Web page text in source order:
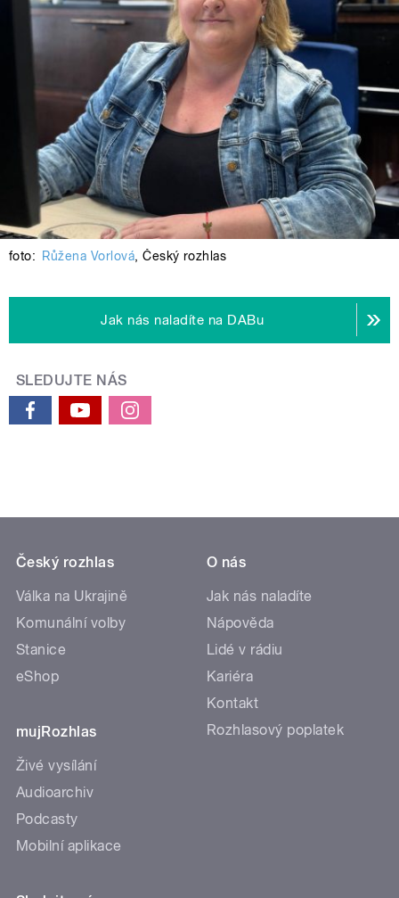
foto: Růžena Vorlová,Český rozhlas
Jak nás naladíte na DABu
SLEDUJTE NÁS
Český rozhlas
Válka na Ukrajině
Komunální volby
Stanice
eShop
mujRozhlas
Živé vysílání
Audioarchiv
Podcasty
Mobilní aplikace
O nás
Jak nás naladíte
Nápověda
Lidé v rádiu
Kariéra
Kontakt
Rozhlasový poplatek